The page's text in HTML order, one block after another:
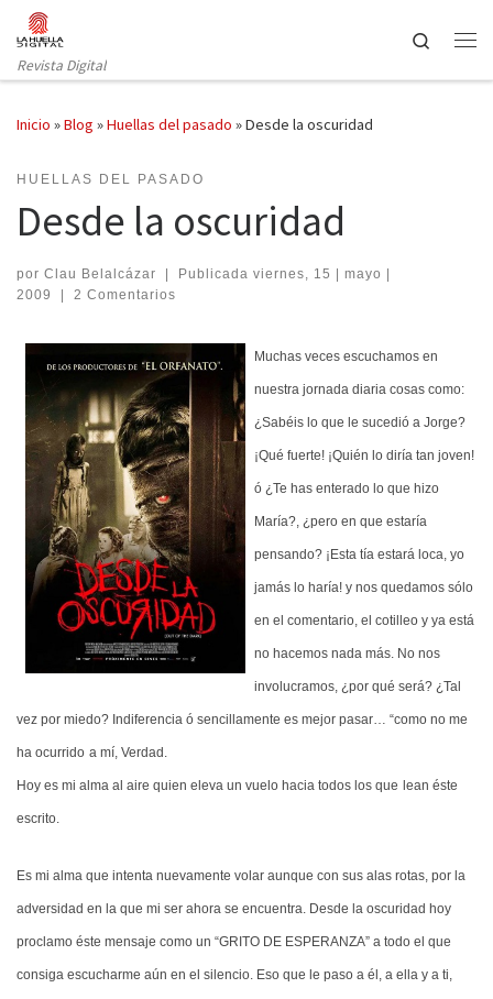
Saltar al contenido
Revista Digital
Search
Inicio »Blog »Huellas del pasado »Desde la oscuridad
HUELLAS DEL PASADO
Desde la oscuridad
por Clau Belalcázar | Publicada viernes, 15 | mayo |
2009
| 2 Comentarios
Muchas veces escuchamos en
nuestra jornada diaria cosas como:
¿Sabéis lo que le sucedió a Jorge?
¡Qué fuerte! ¡Quién lo diría tan joven!
ó ¿Te has enterado lo que hizo
María?, ¿pero en que estaría
pensando? ¡Esta tía estará loca, yo
jamás lo haría! y nos quedamos sólo
en el comentario, el cotilleo y ya está
no hacemos nada más. No nos
involucramos, ¿por qué será? ¿Tal
vez por miedo? Indiferencia ó sencillamente es mejor pasar… “como no me
ha ocurrido a mí, Verdad.
Hoy es mi alma al aire quien eleva un vuelo hacia todos los que lean éste
escrito.
Es mi alma que intenta nuevamente volar aunque con sus alas rotas, por la
adversidad en la que mi ser ahora se encuentra. Desde la oscuridad hoy
proclamo éste mensaje como un “GRITO DE ESPERANZA” a todo el que
consiga escucharme aún en el silencio. Eso que le paso a él, a ella y a ti,